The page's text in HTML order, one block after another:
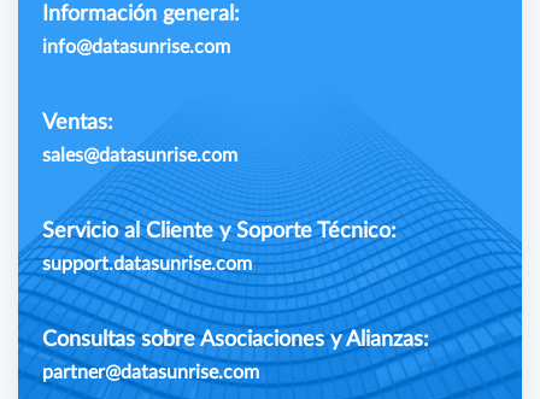
Información general:
info@datasunrise.com
Ventas:
sales@datasunrise.com
Servicio al Cliente y Soporte Técnico:
support.datasunrise.com
Consultas sobre Asociaciones y Alianzas:
partner@datasunrise.com